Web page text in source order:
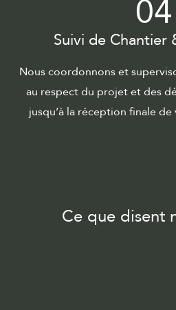
04
Suivi de Chantier
Nous coordonnons et
au respect du projet et des
jusqu’à la réception finale
Ce que disent